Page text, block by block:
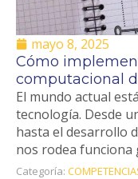
mayo 8, 2025
Cómo
computacional
El mundo actual
tecnología. Desde
hasta el desarrollo
nos rodea funciona
Categoría: